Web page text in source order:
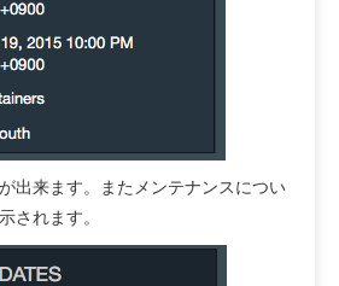
出来ます。またメンテナンスについ
されます。